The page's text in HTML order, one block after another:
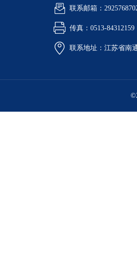
联系邮箱：
传真：0513-84312159
联系地址：江苏省南